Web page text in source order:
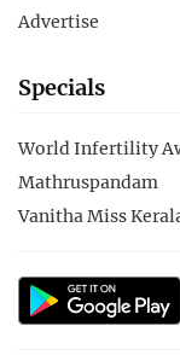
Advertise
Specials
World Infertility
Mathruspandam
Vanitha Miss